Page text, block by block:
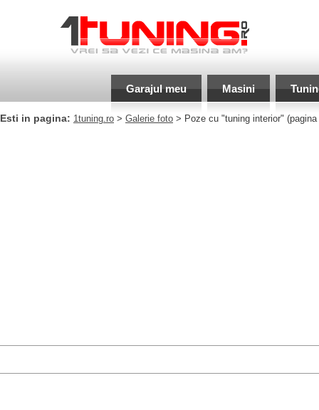
Garajul meu Masini
Esti in pagina: 1tuning.ro > Galerie foto > Poze cu "tuning interior" (pagina